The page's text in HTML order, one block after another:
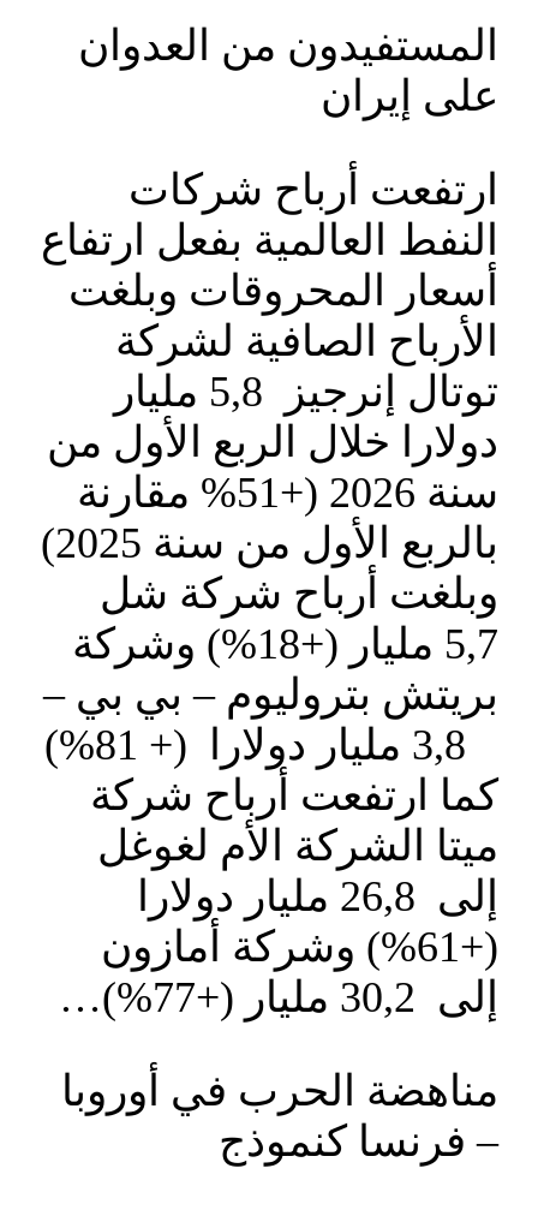
المستفيدون من العدوان
على إيران
ارتفعت أرباح شركات
النفط العالمية بفعل ارتفاع
أسعار المحروقات وبلغت
الأرباح الصافية لشركة
توتال إنرجيز 5,8 مليار
دولارا خلال الربع الأول من
سنة 2026 (+51% مقارنة
بالربع الأول من سنة 2025)
وبلغت أرباح شركة شل
5,7 مليار (+18%) وشركة
بريتش بتروليوم – بي بي –
3,8 مليار دولارا (+ 81%)
كما ارتفعت أرباح شركة
ميتا الشركة الأم لغوغل
إلى 26,8 مليار دولارا
(+61%) وشركة أمازون
إلى 30,2 مليار (+77%)…
مناهضة الحرب في أوروبا
– فرنسا كنموذج